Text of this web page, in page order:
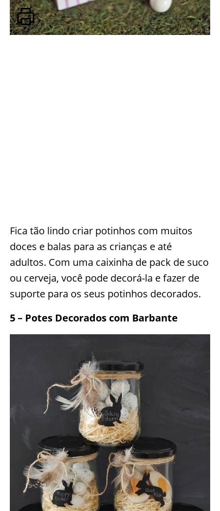
Fica tão lindo criar potinhos com muitos
doces e balas para as crianças e até
adultos. Com uma caixinha de pack de suco
ou cerveja, você pode decorá-la e fazer de
suporte para os seus potinhos decorados.
5 – Potes Decorados com Barbante